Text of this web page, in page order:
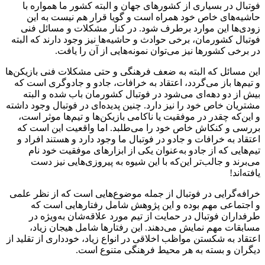
فوتبال در بسیاری از کشورهای جهان و البته کشور ما همواره با
حاشیه‌های خاص خود همراه است و گویا قرار هم نیست به این
زودی‌ها این موارد برطرف شود. در کنار مشکلات و مسائل فنی
فوتبال کشورمان، برخی حوادث و حاشیه‌ها نیز وجود دارند که البته
در برخی کشورها نیز می‌توان نمونه‌هایی از آن‌ را یافت.
این مسائل که البته به ضعف فرهنگی و حتی مشکلات فنی بازیکن‌ها
و تیم‌ها باز می‌گردد، اعتقاد به خرافات، جادو و جادوگری است که
بیش از دو دهه‌ای می‌شود در فوتبال کشورمان باب شده و البته
مشتریان خاص خود را نیز دارد. چنین پدیده‌ای در فوتبال وجود داشته
و این‌که چقدر در موفقیت یا ناکامی بازیکن‌ها و تیم‌ها موثر است،
بررسی و کنکاش خاص خود را می‌طلبد. اما واقعیت این است که
اعتقاد به خرافات و جادو در فوتبال ما وجود دارد و هستند افراد و
تیم‌هایی که از جادو به‌عنوان یکی از ابزارهای موفقیت خود نام
می‌برند و جالب‌تر این‌که با این شیوه به پیروزی‌هایی نیز دست
یافته‌اند!
خرافه‌گرایی در فوتبال از جمله موضوع‌هایی است که از نظر علمی
و اجتماعی مهم بوده و این پژوهش شامل رفتارهایی است که
طرفداران فوتبال در حمایت از تیم مورد علاقه‌شان به‌ویژه در
مسابقات مهم نمایش می‌دهند. این رفتارها شامل هیجان زیاد،
اعتقاد به شکستن مواظب اخلاقی در انواع زیاد، خودداری از تقلید از
دیگران و بسته به هر محیط فرهنگی متنوع است.